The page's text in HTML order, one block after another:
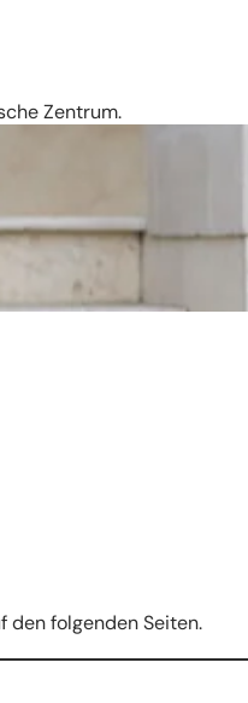
Zentrum.
den folgenden Seiten.